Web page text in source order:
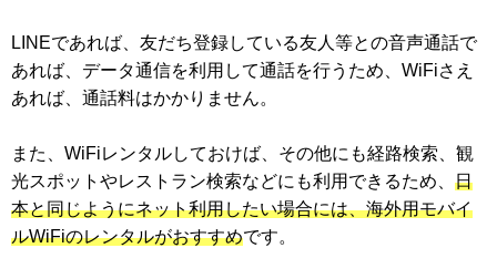
LINEであれば、友だち登録している友人等との音声通話で
あれば、データ通信を利用して通話を行うため、WiFiさえ
あれば、通話料はかかりません。
また、WiFiレンタルしておけば、その他にも経路検索、観
光スポットやレストラン検索などにも利用できるため、 日
本と同じようにネット利用したい場合には、海外用モバイ
ルWiFiのレンタルがおすすめです。